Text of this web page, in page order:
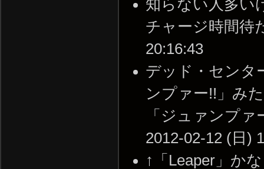
知らない人多
チャージ時間待
20:16:43
デッド・センタ
ンプァー!!」み
「ジュァンプ
2012-02-12 (日)
↑「Leaper」か